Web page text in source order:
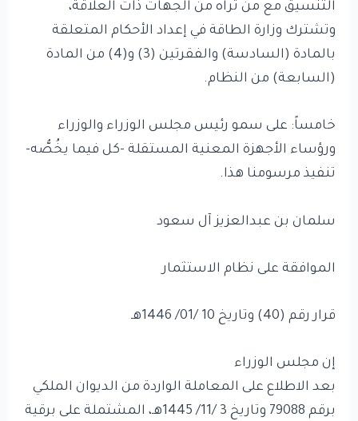
التنسيق مع من تراه من الجهات ذات العلاقة،
وتشترك وزارة الطاقة في إعداد الأحكام المتعلقة
بالمادة (السادسة) والفقرتين (3) و(4) من المادة
(السابعة) من النظام.
خامساً: على سمو رئيس مجلس الوزراء والوزراء
ورؤساء الأجهزة المعنية المستقلة -كل فيما يخُصُّه-
تنفيذ مرسومنا هذا.
سلمان بن عبدالعزيز آل سعود
الموافقة على نظام الاستثمار
قرار رقم (40) وتاريخ 10 /01/ 1446هـ
إن مجلس الوزراء
بعد الاطلاع على المعاملة الواردة من الديوان الملكي
برقم 79088 وتاريخ 3 /11/ 1445هـ، المشتملة على برقية